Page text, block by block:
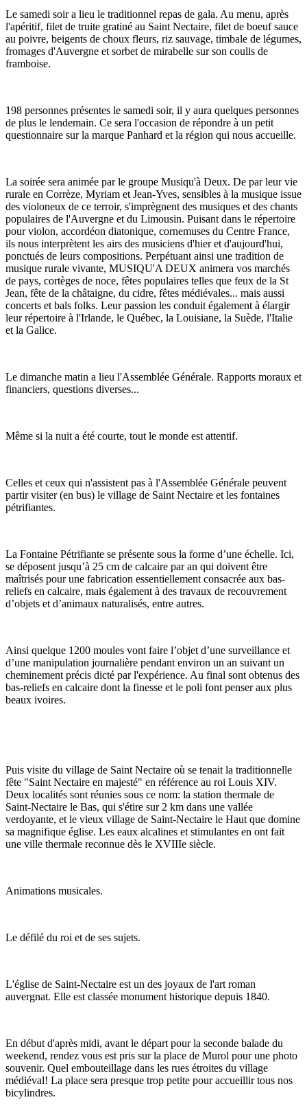
Le samedi soir a lieu le traditionnel repas de gala. Au menu, après
l'apéritif, filet de truite gratiné au Saint Nectaire, filet de boeuf sauce
au poivre, beigents de choux fleurs, riz sauvage, timbale de légumes,
fromages d'Auvergne et sorbet de mirabelle sur son coulis de
framboise.
198 personnes présentes le samedi soir, il y aura quelques personnes
de plus le lendemain. Ce sera l'occasion de répondre à un petit
questionnaire sur la marque Panhard et la région qui nous accueille.
La soirée sera animée par le groupe Musiqu'à Deux. De par leur vie
rurale en Corrèze, Myriam et Jean-Yves, sensibles à la musique issue
des violoneux de ce terroir, s'imprègnent des musiques et des chants
populaires de l'Auvergne et du Limousin. Puisant dans le répertoire
pour violon, accordéon diatonique, cornemuses du Centre France,
ils nous interprètent les airs des musiciens d'hier et d'aujourd'hui,
ponctués de leurs compositions. Perpétuant ainsi une tradition de
musique rurale vivante, MUSIQU'A DEUX animera vos marchés
de pays, cortèges de noce, fêtes populaires telles que feux de la St
Jean, fête de la châtaigne, du cidre, fêtes médiévales... mais aussi
concerts et bals folks. Leur passion les conduit également à élargir
leur répertoire à l'Irlande, le Québec, la Louisiane, la Suède, l'Italie
et la Galice.
Le dimanche matin a lieu l'Assemblée Générale. Rapports moraux et
financiers, questions diverses...
Même si la nuit a été courte, tout le monde est attentif.
Celles et ceux qui n'assistent pas à l'Assemblée Générale peuvent
partir visiter (en bus) le village de Saint Nectaire et les fontaines
pétrifiantes.
La Fontaine Pétrifiante se présente sous la forme d’une échelle. Ici,
se déposent jusqu’à 25 cm de calcaire par an qui doivent être
maîtrisés pour une fabrication essentiellement consacrée aux bas-
reliefs en calcaire, mais également à des travaux de recouvrement
d’objets et d’animaux naturalisés, entre autres.
Ainsi quelque 1200 moules vont faire l’objet d’une surveillance et
d’une manipulation journalière pendant environ un an suivant un
cheminement précis dicté par l'expérience. Au final sont obtenus des
bas-reliefs en calcaire dont la finesse et le poli font penser aux plus
beaux ivoires.
Puis visite du village de Saint Nectaire où se tenait la traditionnelle
fête "Saint Nectaire en majesté" en référence au roi Louis XIV.
Deux localités sont réunies sous ce nom: la station thermale de
Saint-Nectaire le Bas, qui s'étire sur 2 km dans une vallée
verdoyante, et le vieux village de Saint-Nectaire le Haut que domine
sa magnifique église. Les eaux alcalines et stimulantes en ont fait
une ville thermale reconnue dès le XVIIIe siècle.
Animations musicales.
Le défilé du roi et de ses sujets.
L'église de Saint-Nectaire est un des joyaux de l'art roman
auvergnat. Elle est classée monument historique depuis 1840.
En début d'après midi, avant le départ pour la seconde balade du
weekend, rendez vous est pris sur la place de Murol pour une photo
souvenir. Quel embouteillage dans les rues étroites du village
médiéval! La place sera presque trop petite pour accueillir tous nos
bicylindres.